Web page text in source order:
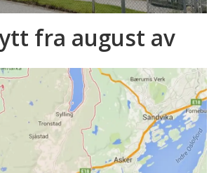
fra august av